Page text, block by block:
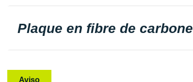
Plaque en fibre de carbone
Aviso